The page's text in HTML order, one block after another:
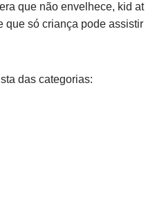
que não envelhece, kid at
que só criança pode assistir
das categorias: